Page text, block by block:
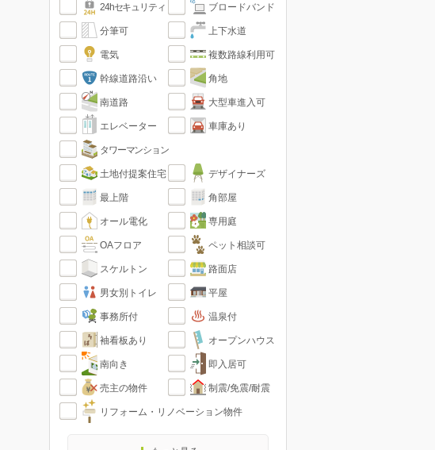
24hセキュリティ ブロードバンド
分筆可 上下水道
電気 複数路線利用可
幹線道路沿い 角地
南道路 大型車進入可
エレベーター 車庫あり
タワーマンション
土地付提案住宅 デザイナーズ
最上階 角部屋
オール電化 専用庭
OAフロア ペット相談可
スケルトン 路面店
男女別トイレ 平屋
事務所付 温泉付
袖看板あり オープンハウス
南向き 即入居可
売主の物件 制震/免震/耐震
リフォーム・リノベーション物件